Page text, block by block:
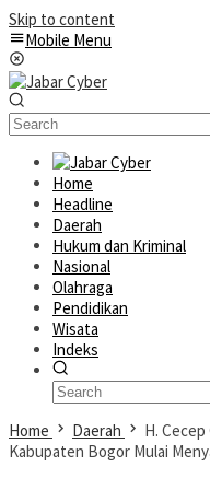
Skip to content
Mobile Menu
Home
Headline
Daerah
Hukum dan Kriminal
Nasional
Olahraga
Pendidikan
Wisata
Indeks
Home Daerah
H.
Kabupaten Bogor Mulai